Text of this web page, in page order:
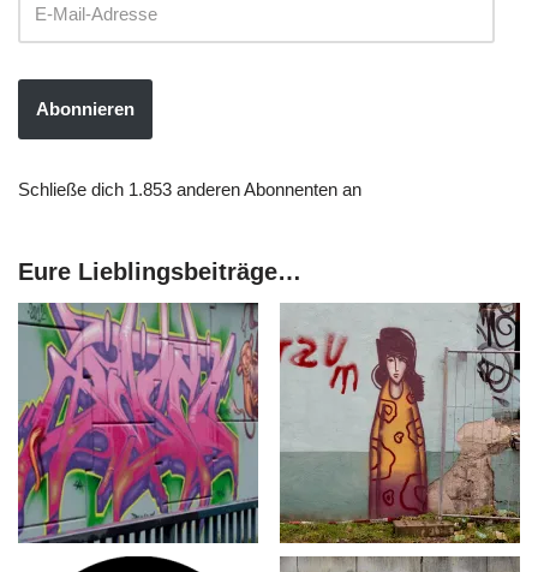
Abonnieren
Schließe dich 1.853 anderen Abonnenten an
Eure Lieblingsbeiträge…